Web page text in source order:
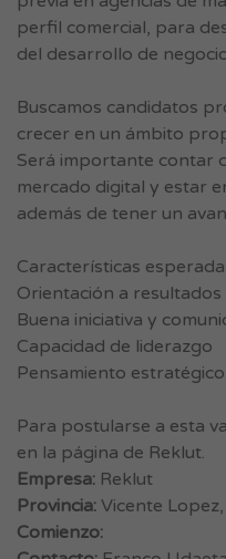
perfil comercial, para
del desarrollo de
Buscamos candidatos
crecer en un ámbito
Será importante contar
mercado digital y estar
además de tener un
Características
Orientación a resultados
Buena iniciativa y
Capacidad de liderazgo
Pensamiento estratégico.
Para postularse a esta
en la página de Reklut.
Empresa: Reklut
Provincia: Vicente
Comienzo: